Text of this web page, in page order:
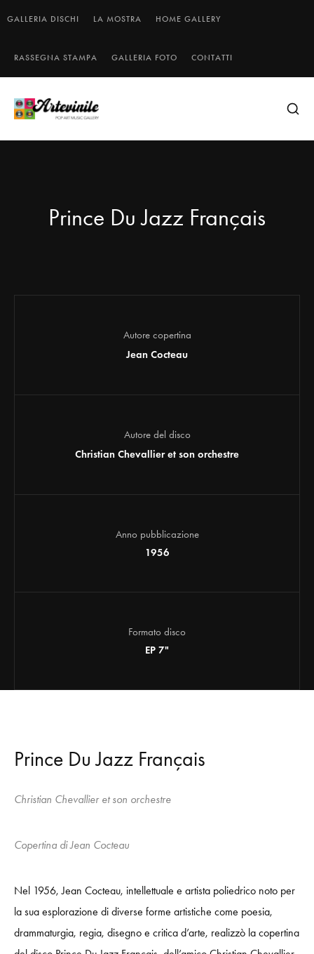
GALLERIA DISCHI LA MOSTRA HOME GALLERY
RASSEGNA STAMPA GALLERIA FOTO CONTATTI
Prince Du Jazz Français
Autore copertina
Jean Cocteau
Autore del disco
Christian Chevallier et son orchestre
Anno pubblicazione
1956
Formato disco
EP 7"
Prince Du Jazz Français
Christian Chevallier et son orchestre
Copertina di Jean Cocteau
Nel 1956, Jean Cocteau, intellettuale e artista poliedrico noto per
la sua esplorazione di diverse forme artistiche come poesia,
drammaturgia, regia, disegno e critica d’arte, realizzò la copertina